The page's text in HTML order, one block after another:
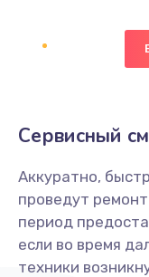
Замена
Сервисный
Аккуратно,
проведут
период
если во время
техники